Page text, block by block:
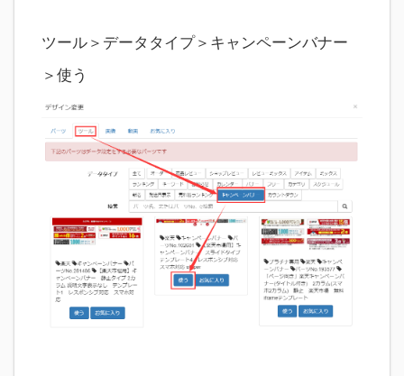
ツール＞データタイプ＞キャンペーンバナー
＞使う